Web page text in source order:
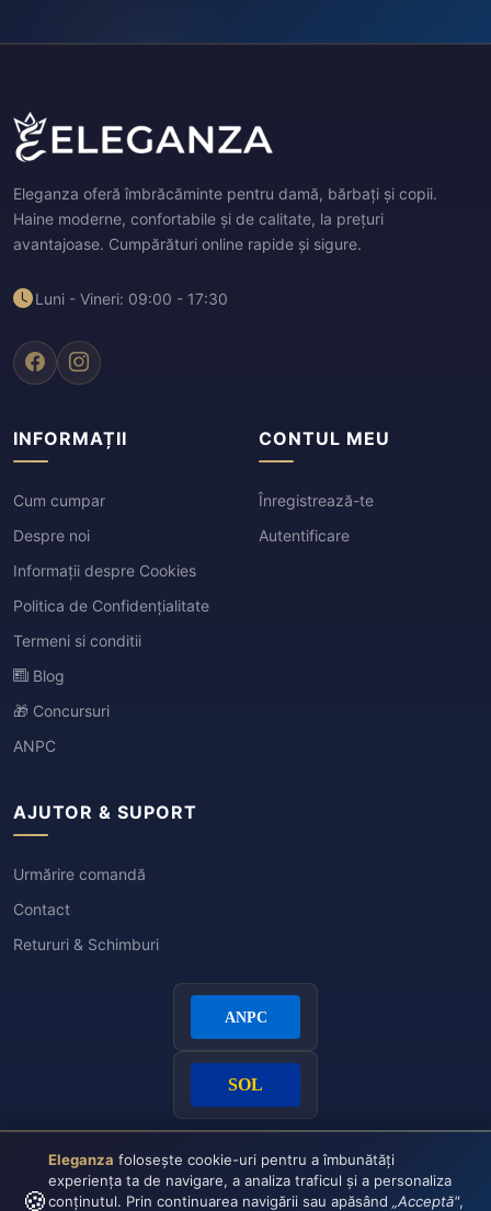
Eleganza oferă îmbrăcăminte pentru damă, bărbați și copii.
Haine moderne, confortabile și de calitate, la prețuri
avantajoase. Cumpărături online rapide și sigure.
Luni - Vineri: 09:00 - 17:30
INFORMAȚII
Cum cumpar
Despre noi
Informații despre Cookies
Politica de Confidențialitate
Termeni si conditii
Blog
🎁 Concursuri
ANPC
CONTUL MEU
Înregistrează-te
Autentificare
AJUTOR & SUPORT
Urmărire comandă
Contact
Retururi & Schimburi
🍪
Eleganza folosește cookie-uri pentru a îmbunătăți
experiența ta de navigare, a analiza traficul și a personaliza
conținutul. Prin continuarea navigării sau apăsând „Acceptă",